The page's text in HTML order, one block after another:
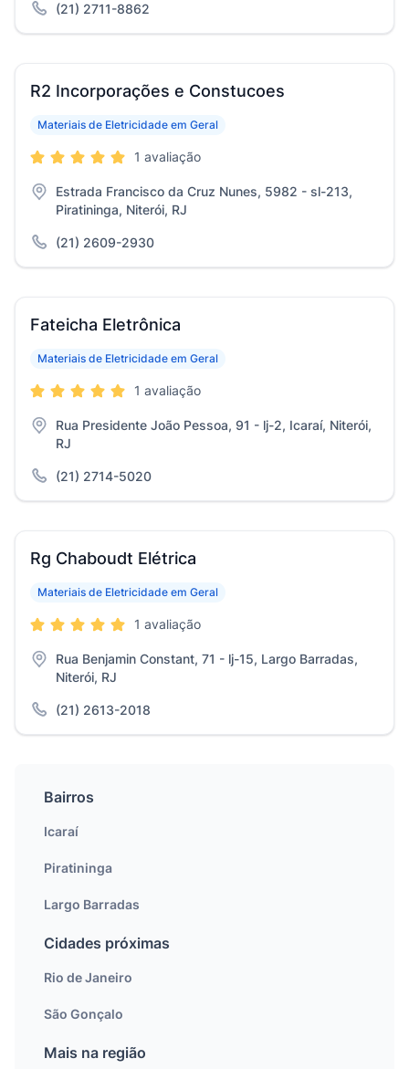
(21) 2711-8862
R2 Incorporações e Constucoes
Materiais de Eletricidade em Geral
1 avaliação
Estrada Francisco da Cruz Nunes, 5982 - sl-213,
Piratininga, Niterói, RJ
(21) 2609-2930
Fateicha Eletrônica
Materiais de Eletricidade em Geral
1 avaliação
Rua Presidente João Pessoa, 91 - lj-2, Icaraí, Niterói,
RJ
(21) 2714-5020
Rg Chaboudt Elétrica
Materiais de Eletricidade em Geral
1 avaliação
Rua Benjamin Constant, 71 - lj-15, Largo Barradas,
Niterói, RJ
(21) 2613-2018
Bairros
Icaraí
Piratininga
Largo Barradas
Cidades próximas
Rio de Janeiro
São Gonçalo
Mais na região